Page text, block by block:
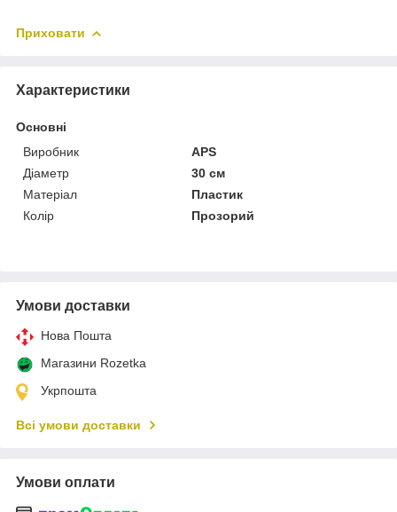
Приховати
Характеристики
Основні
Виробник
APS
Діаметр
30 см
Матеріал
Пластик
Колір
Прозорий
Умови доставки
Нова Пошта
Магазини Rozetka
Укрпошта
Всі умови доставки
Умови оплати